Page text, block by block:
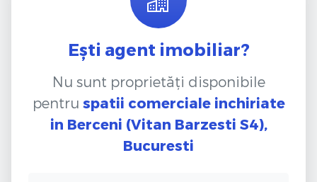
Ești agent imobiliar?
Nu sunt proprietăți disponibile
pentru spatii comerciale inchiriate
in Berceni (Vitan Barzesti S4),
Bucuresti